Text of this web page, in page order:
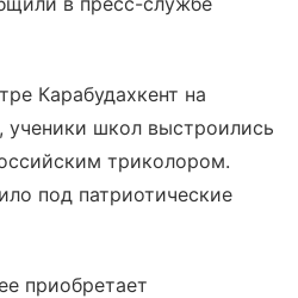
Карабудахкент на
ученики школ выстроились
триколором.
под патриотические
приобретает